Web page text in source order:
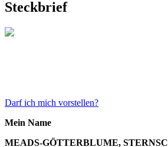
Steckbrief
Darf ich mich vorstellen?
Mein Name
MEADS-GÖTTERBLUME,